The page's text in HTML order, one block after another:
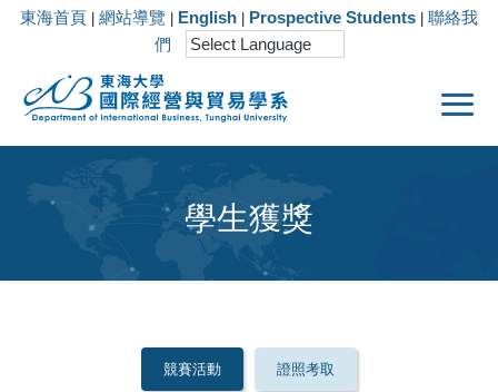
東海首頁 網站導覽 English Prospective Students
聯絡我
們
學生獲獎
競賽活動 證照考取